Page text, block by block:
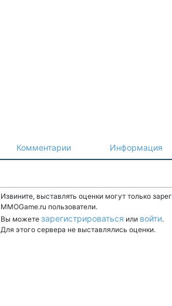
Комментарии Информация
Извините, выставлять оценки могут только
MMOGame.ru пользователи.
Вы можете зарегистрироваться или войти.
Для этого сервера не выставлялись оценки.